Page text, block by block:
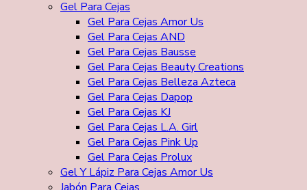
Gel Para Cejas
Gel Para Cejas Amor Us
Gel Para Cejas AND
Gel Para Cejas Bausse
Gel Para Cejas Beauty Creations
Gel Para Cejas Belleza Azteca
Gel Para Cejas Dapop
Gel Para Cejas KJ
Gel Para Cejas L.A. Girl
Gel Para Cejas Pink Up
Gel Para Cejas Prolux
Gel Y Lápiz Para Cejas Amor Us